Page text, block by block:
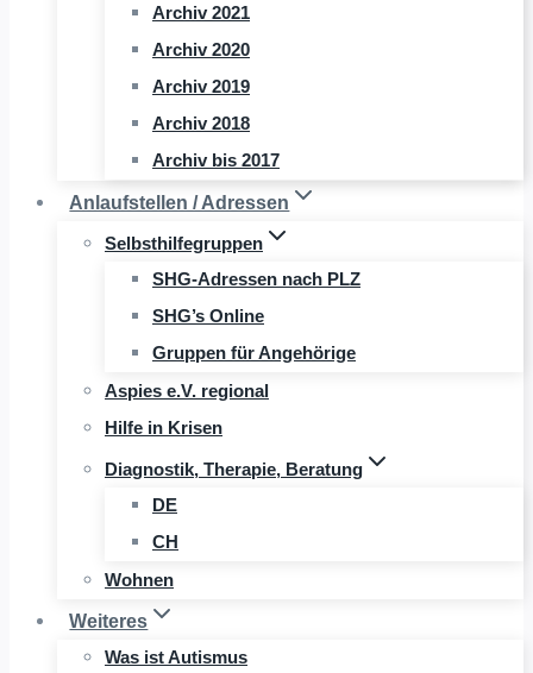
Archiv 2021
Archiv 2020
Archiv 2019
Archiv 2018
Archiv bis 2017
Anlaufstellen / Adressen
Selbsthilfegruppen
SHG-Adressen nach PLZ
SHG’s Online
Gruppen für Angehörige
Aspies e.V. regional
Hilfe in Krisen
Diagnostik, Therapie, Beratung
DE
CH
Wohnen
Weiteres
Was ist Autismus